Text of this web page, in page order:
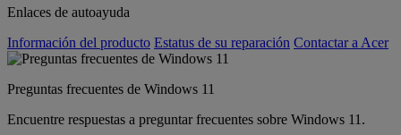
Enlaces de autoayuda
Información del producto Estatus de su reparación Contactar a Acer
Preguntas frecuentes de Windows 11
Encuentre respuestas a preguntar frecuentes sobre Windows 11.